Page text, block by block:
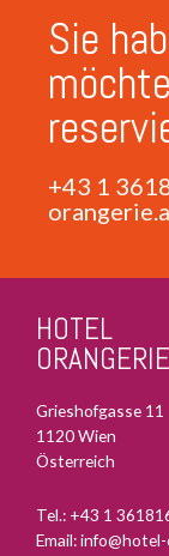
Sie
+43 1
HOTEL
ORANGERIE
Grieshofgasse 11
1120 Wien
Österreich
Tel.: +43 1
Email: